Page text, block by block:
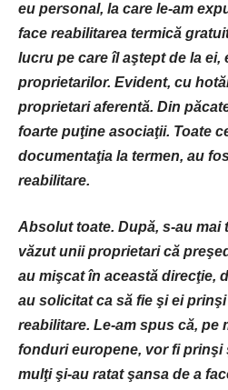
eu personal, la care le-am
face reabilitarea termică
lucru pe care îl aştept de la ei,
proprietarilor. Evident, cu
proprietari aferentă. Din
foarte puţine asociaţii. Toate
documentaţia la termen, au
reabilitare.
Absolut toate. După, s-au mai
văzut unii proprietari că
au mişcat în această direcţie,
au solicitat ca să fie şi ei
reabilitare. Le-am spus că, pe
fonduri europene, vor fi prinşi
mulţi şi-au ratat şansa de a